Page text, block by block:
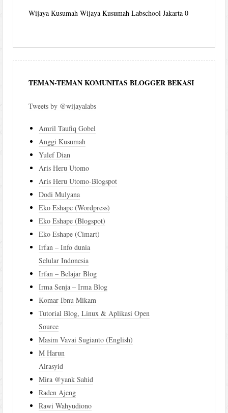
Wijaya Kusumah Wijaya Kusumah Labschool Jakarta 0
TEMAN-TEMAN KOMUNITAS BLOGGER BEKASI
Tweets by @wijayalabs
Amril Taufiq Gobel
Anggi Kusumah
Yulef Dian
Aris Heru Utomo
Aris Heru Utomo-Blogspot
Dodi Mulyana
Eko Eshape (Wordpress)
Eko Eshape (Blogspot)
Eko Eshape (Cimart)
Irfan – Info dunia
Selular Indonesia
Irfan – Belajar Blog
Irma Senja – Irma Blog
Komar Ibnu Mikam
Tutorial Blog, Linux & Aplikasi Open
Source
Masim Vavai Sugianto (English)
M Harun
Alrasyid
Mira @yank Sahid
Raden Ajeng
Rawi Wahyudiono